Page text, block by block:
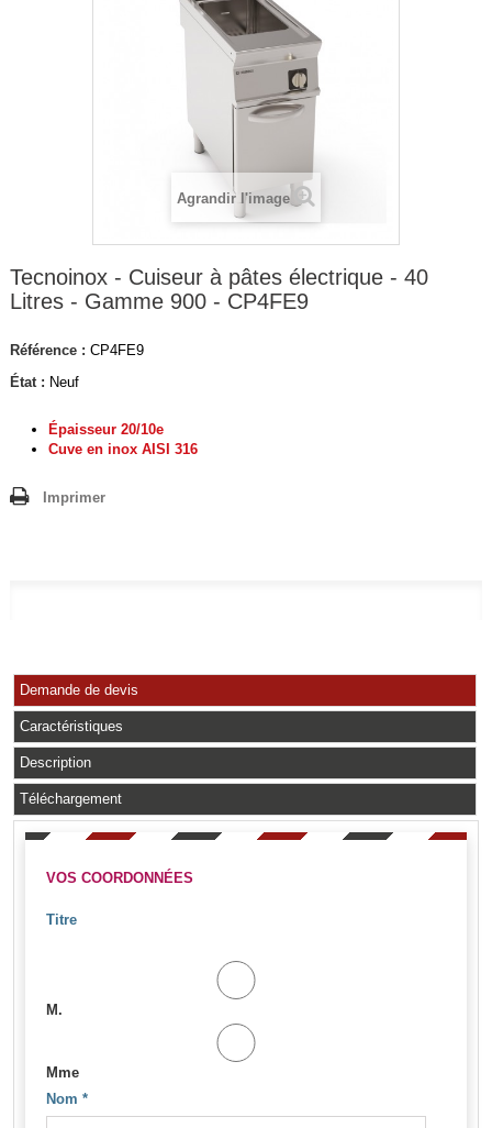
Agrandir l'image
Tecnoinox - Cuiseur à pâtes électrique - 40
Litres - Gamme 900 - CP4FE9
Référence : CP4FE9
État : Neuf
Épaisseur 20/10e
Cuve en inox AISI 316
Imprimer
Demande de devis
Caractéristiques
Description
Téléchargement
VOS COORDONNÉES
Titre
M.
Mme
Nom *